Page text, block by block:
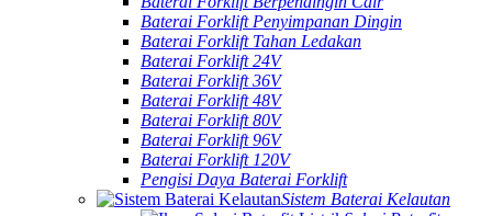
Baterai Forklift Penyimpanan Dingin
Baterai Forklift Tahan Ledakan
Baterai Forklift 24V
Baterai Forklift 36V
Baterai Forklift 48V
Baterai Forklift 80V
Baterai Forklift 96V
Baterai Forklift 120V
Pengisi Daya Baterai Forklift
Sistem Baterai Kelautan